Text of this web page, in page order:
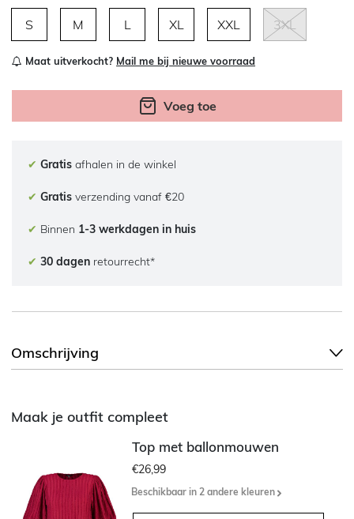
S M L XL XXL 3XL
Maat uitverkocht? Mail me bij nieuwe voorraad
Voeg toe
✔ Gratis afhalen in de winkel
✔ Gratis verzending vanaf €20
✔ Binnen 1-3 werkdagen in huis
✔ 30 dagen retourrecht*
Omschrijving
Maak je outfit compleet
Top met ballonmouwen
€26,99
Beschikbaar in 2 andere kleuren